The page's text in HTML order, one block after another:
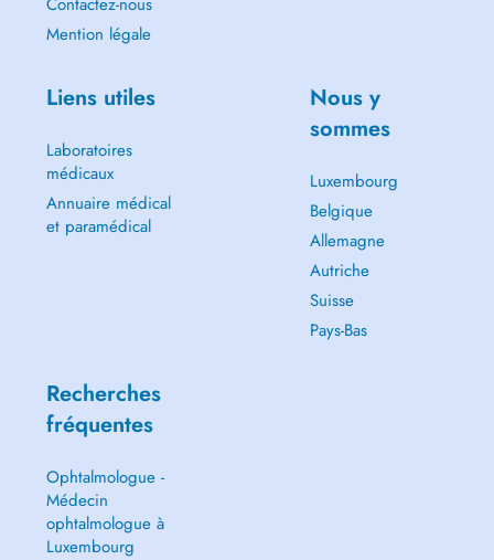
Mention légale
Liens utiles
Laboratoires
médicaux
Annuaire médical
et paramédical
Nous y
sommes
Luxembourg
Belgique
Allemagne
Autriche
Suisse
Pays-Bas
Recherches
fréquentes
Ophtalmologue -
Médecin
ophtalmologue à
Luxembourg